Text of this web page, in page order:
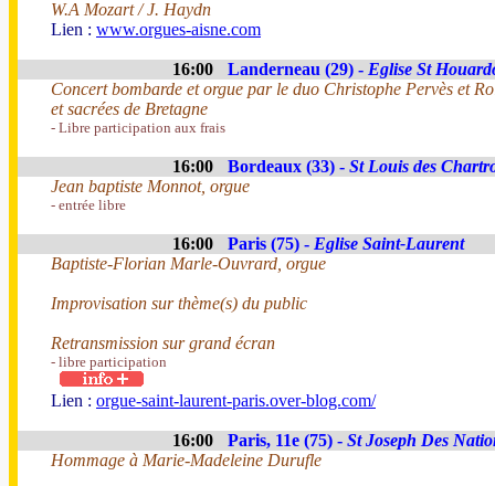
W.A Mozart / J. Haydn
Lien : www.orgues-aisne.com
16:00 Landerneau (29) - Eglise St
Concert bombarde et orgue par le duo Christophe Pervès et
et sacrées de Bretagne
- Libre participation aux frais
16:00 Bordeaux (33) - St Louis des
Jean baptiste Monnot, orgue
- entrée libre
16:00 Paris (75) - Eglise Saint-Laurent
Baptiste-Florian Marle-Ouvrard, orgue
Improvisation sur thème(s) du public
Retransmission sur grand écran
- libre participation
Lien : orgue-saint-laurent-paris.over-blog.com/
16:00 Paris, 11e (75) - St Joseph Des
Hommage à Marie-Madeleine Durufle